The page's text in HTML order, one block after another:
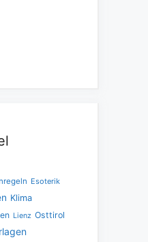
Esoterik
Klima
Lienz Osttirol